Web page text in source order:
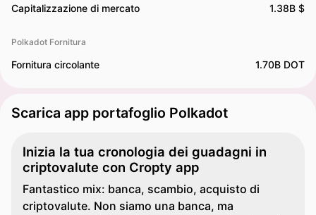
Capitalizzazione di mercato 1.38B $
Polkadot Fornitura
Fornitura circolante 1.70B DOT
Scarica app portafoglio Polkadot
Inizia la tua cronologia dei guadagni in
criptovalute con Cropty app
Fantastico mix: banca, scambio, acquisto di
criptovalute. Non siamo una banca, ma